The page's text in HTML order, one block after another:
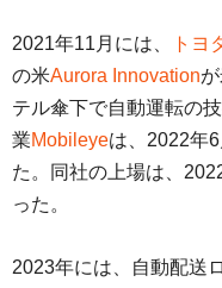
2021年11月には、 トヨ
の米Aurora Innovation
テル傘下で自動運転の
業Mobileyeは、2022年
た。同社の上場は、
った。
2023年には、自動配送